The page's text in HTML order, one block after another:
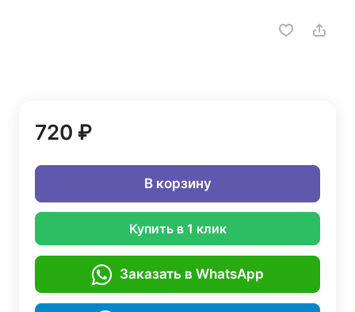
720 ₽
В корзину
Купить в 1 клик
Заказать в WhatsApp